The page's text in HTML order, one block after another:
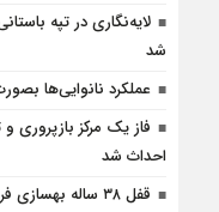
لایه‌نگاری در تپه
شد
عملکرد نانوایی‌ها
احداث شد
قفل ۳۸ ساله بهسازی فرودگاه ساری شکسته شد